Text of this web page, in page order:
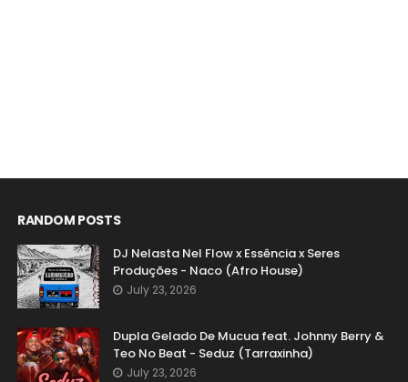
RANDOM POSTS
DJ Nelasta Nel Flow x Essência x Seres
Produções - Naco (Afro House)
July 23, 2026
Dupla Gelado De Mucua feat. Johnny Berry &
Teo No Beat - Seduz (Tarraxinha)
July 23, 2026